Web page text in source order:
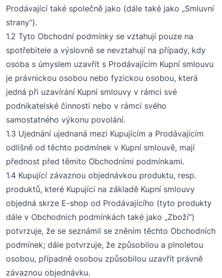
Prodávající také společně jako (dále také jako „Smluvní
strany“).
1.2 Tyto Obchodní podmínky se vztahují pouze na
spotřebitele a výslovně se nevztahují na případy, kdy
osoba s úmyslem uzavřít s Prodávajícím Kupní smlouvu
je právnickou osobou nebo fyzickou osobou, která
jedná při uzavírání Kupní smlouvy v rámci své
podnikatelské činnosti nebo v rámci svého
samostatného výkonu povolání.
1.3 Ujednání ujednaná mezi Kupujícím a Prodávajícím
odlišně od těchto podmínek v Kupní smlouvě, mají
přednost před těmito Obchodními podmínkami.
1.4 Kupující závaznou objednávkou produktu, resp.
produktů, které Kupující na základě Kupní smlouvy
objedná skrze E-shop od Prodávajícího (tyto produkty
dále v Obchodních podmínkách také jako „Zboží“)
potvrzuje, že se seznámil se zněním těchto Obchodních
podmínek; dále potvrzuje, že způsobilou a plnoletou
osobou, případně osobou způsobilou uzavřít právně
závaznou objednávku.